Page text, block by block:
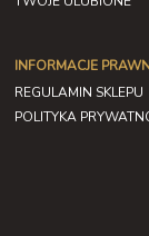
INFORMACJE
REGULAMIN SKLEPU
POLITYKA